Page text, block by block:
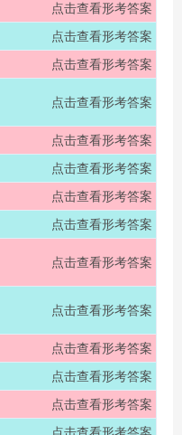
点击查看形考答案
点击查看形考答案
点击查看形考答案
点击查看形考答案
点击查看形考答案
点击查看形考答案
点击查看形考答案
点击查看形考答案
点击查看形考答案
点击查看形考答案
点击查看形考答案
点击查看形考答案
点击查看形考答案